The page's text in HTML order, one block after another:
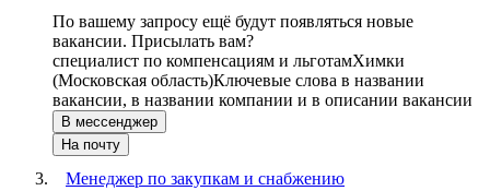
По вашему запросу ещё будут появляться новые
вакансии. Присылать вам?
специалист по компенсациям и льготамХимки
(Московская область)Ключевые слова в названии
вакансии, в названии компании и в описании вакансии
В мессенджер
На почту
Менеджер по закупкам и снабжению